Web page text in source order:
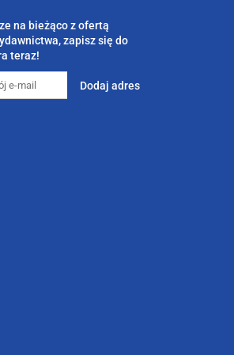
na bieżąco z ofertą
zapisz się do
teraz!